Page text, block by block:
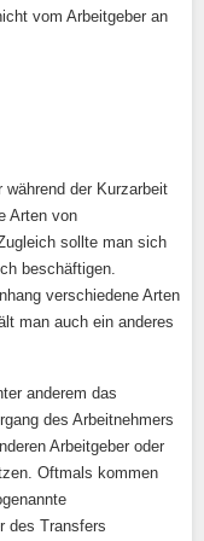
vom Arbeitgeber an
der Kurzarbeit
Arten von
sollte man sich
beschäftigen.
verschiedene Arten
man auch ein anderes
anderem das
des Arbeitnehmers
Arbeitgeber oder
Oftmals kommen
des Transfers